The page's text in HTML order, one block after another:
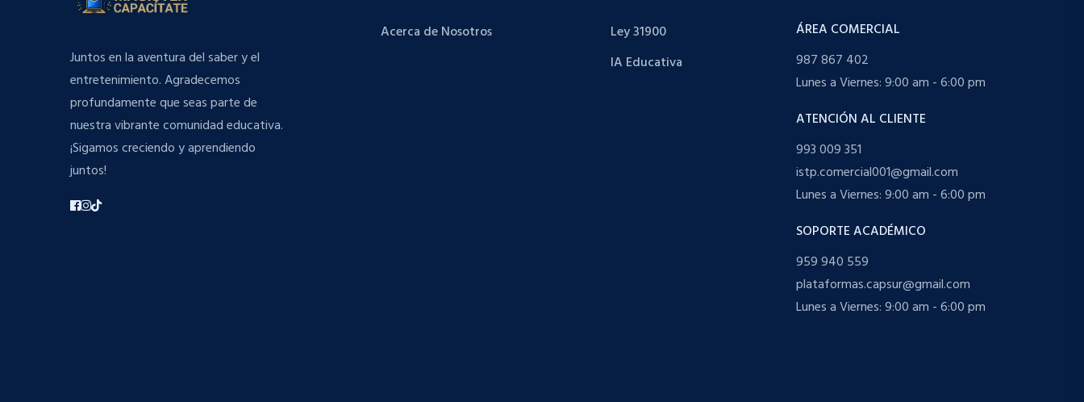
Juntos en la aventura del saber y el
entretenimiento. Agradecemos
profundamente que seas parte de
nuestra vibrante comunidad educativa.
¡Sigamos creciendo y aprendiendo
juntos!
Acerca de Nosotros
Ley 31900
IA Educativa
ÁREA COMERCIAL
987 867 402
Lunes a Viernes: 9:00 am - 6:00 pm
ATENCIÓN AL CLIENTE
993 009 351
istp.comercial001@gmail.com
Lunes a Viernes: 9:00 am - 6:00 pm
SOPORTE ACADÉMICO
959 940 559
plataformas.capsur@gmail.com
Lunes a Viernes: 9:00 am - 6:00 pm